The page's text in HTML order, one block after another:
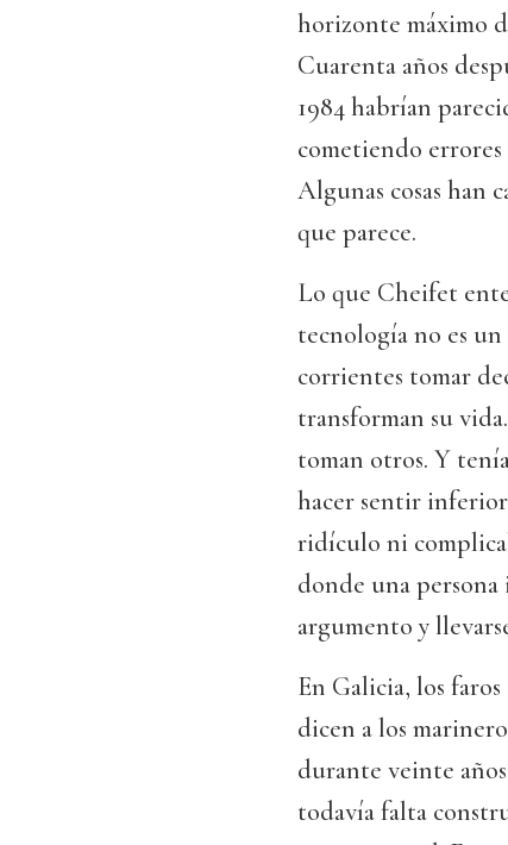
horizonte máximo
Cuarenta años
1984 habrían
cometiendo
Algunas cosas han
que parece.
Lo que Cheifet
tecnología no es
corrientes tomar
transforman su
toman otros. Y
hacer sentir
ridículo ni
donde una
argumento y
En Galicia, los
dicen a los
durante veinte
todavía falta